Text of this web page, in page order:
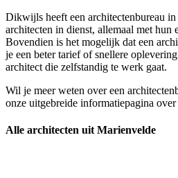
Dikwijls heeft een architectenbureau
architecten in dienst, allemaal met hun
Bovendien is het mogelijk dat een
je een beter tarief of snellere
architect die zelfstandig te werk gaat.
Wil je meer weten over een
onze uitgebreide informatiepagina over
Alle architecten uit Marienvelde